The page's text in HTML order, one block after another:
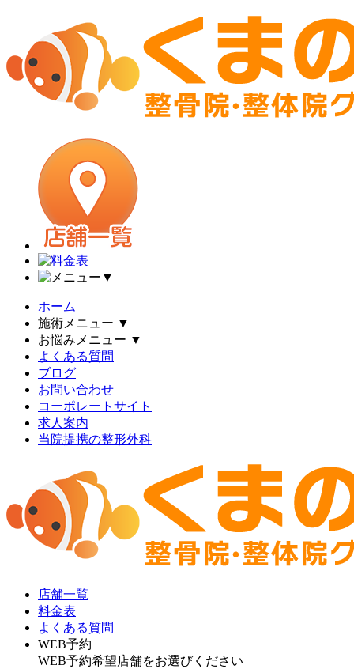
▼
ホーム
施術メニュー ▼
お悩みメニュー ▼
よくある質問
ブログ
お問い合わせ
コーポレートサイト
求人案内
当院提携の整形外科
店舗一覧
料金表
よくある質問
WEB予約
WEB予約希望店舗をお選びください